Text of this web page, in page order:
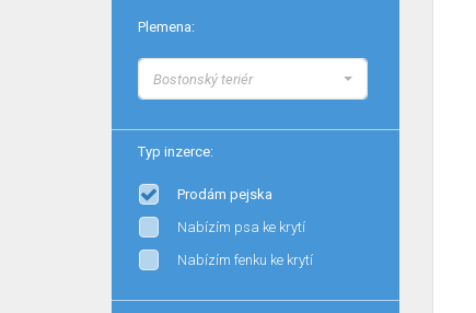
Plemena:
Bostonský teriér
Typ inzerce:
Prodám pejska
Nabízím psa ke krytí
Nabízím fenku ke krytí